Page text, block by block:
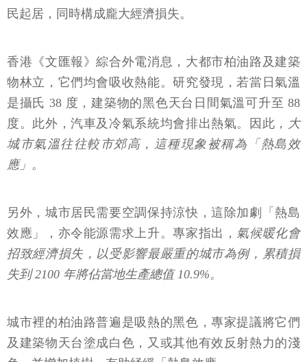
民起居，同時構成龐大經濟損失。
香港《文匯報》綜合外電消息，大都市柏油路及建築
物林立，它們均會吸收熱能。研究發現，若當日氣溫
是攝氏 38 度，建築物的黑色天台日間氣溫可升至 88
度。此外，汽車及冷氣系統均會排出熱氣。因此， 大
城市氣溫往往較市郊高，這種現象被稱為「熱島效
應」。
另外，城市居民需要空調保持涼快，這除加劇「熱島
效應」，亦令能源需求上升。專家指出， 氣候暖化會
招致經濟損失，以受影響最嚴重的城市為例，累積損
失到 2100 年將佔當地生產總值 10.9%。
城市裡的柏油路普遍是吸熱的黑色，專家提議將它們
及建築物天台塗成白色，又或其他有效反射熱力的淺